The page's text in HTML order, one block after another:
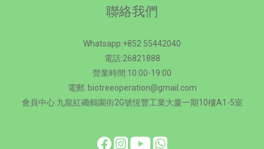
聯絡我們
Whatsapp:+852 55442040
電話:26821888
營業時間:10:00-19:00
電郵: biotreeoperation@gmail.com
會員中心:九龍紅磡鶴園街2G號恆豐工業大廈一期10樓A1-5室